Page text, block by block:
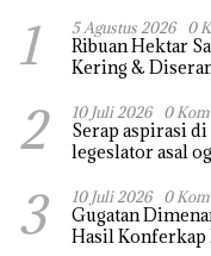
1 5 Agustus 2026 0
Ribuan Hektar
Kering &
2 10 Juli 2026 0
Serap aspirasi
legeslator asal
hujan
3 10 Juli 2026 0
Gugatan
Hasil Konferkap